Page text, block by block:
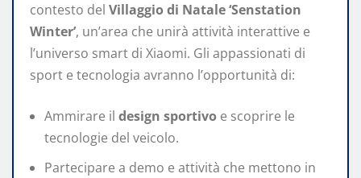
contesto del Villaggio di Natale ‘Senstation
Winter’, un’area che unirà attività interattive e
l’universo smart di Xiaomi. Gli appassionati di
sport e tecnologia avranno l’opportunità di:
Ammirare il design sportivo e scoprire le
tecnologie del veicolo.
Partecipare a demo e attività che mettono in